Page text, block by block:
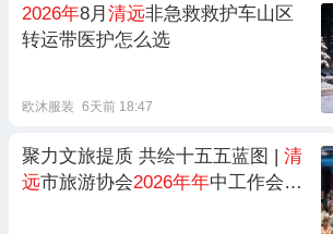
2026年8月 清远非急救救护车山区
转运带医护怎么选
欧沐服装 6天前 18:47
聚力文旅提质 共绘十五五蓝图 | 清
远市旅游协会2026年年中工作会议